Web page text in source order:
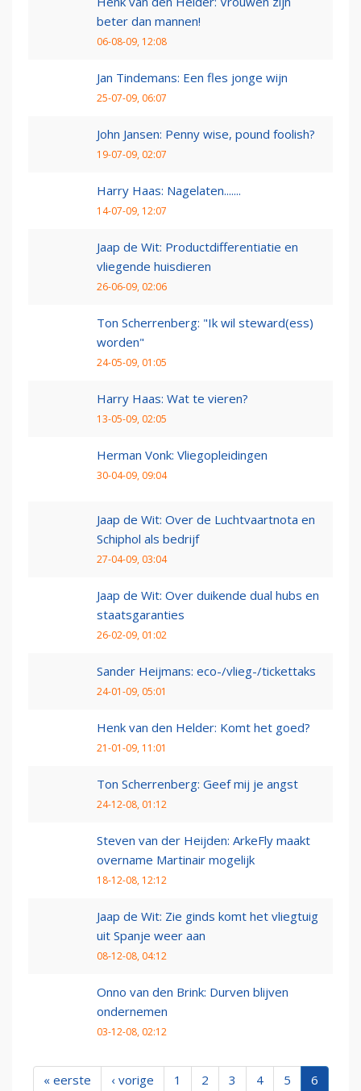
beter dan mannen!
06-08-09, 12:08
Jan Tindemans: Een fles jonge wijn
25-07-09, 06:07
John Jansen: Penny wise, pound foolish?
19-07-09, 02:07
Harry Haas: Nagelaten.......
14-07-09, 12:07
Jaap de Wit: Productdifferentiatie en
vliegende huisdieren
26-06-09, 02:06
Ton Scherrenberg: "Ik wil steward(ess)
worden"
24-05-09, 01:05
Harry Haas: Wat te vieren?
13-05-09, 02:05
Herman Vonk: Vliegopleidingen
30-04-09, 09:04
Jaap de Wit: Over de Luchtvaartnota en
Schiphol als bedrijf
27-04-09, 03:04
Jaap de Wit: Over duikende dual hubs en
staatsgaranties
26-02-09, 01:02
Sander Heijmans: eco-/vlieg-/tickettaks
24-01-09, 05:01
Henk van den Helder: Komt het goed?
21-01-09, 11:01
Ton Scherrenberg: Geef mij je angst
24-12-08, 01:12
Steven van der Heijden: ArkeFly maakt
overname Martinair mogelijk
18-12-08, 12:12
Jaap de Wit: Zie ginds komt het vliegtuig
uit Spanje weer aan
08-12-08, 04:12
Onno van den Brink: Durven blijven
ondernemen
03-12-08, 02:12
« eerste ‹ vorige 1 2 3 4 5 6